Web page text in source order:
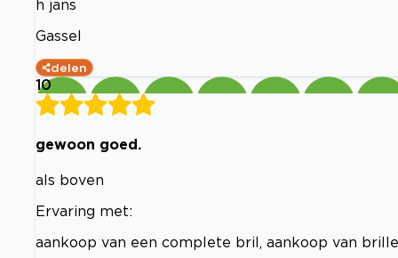
h jans
Gassel
delen
10
gewoon goed.
als boven
Ervaring met:
aankoop van een complete bril, aankoop van